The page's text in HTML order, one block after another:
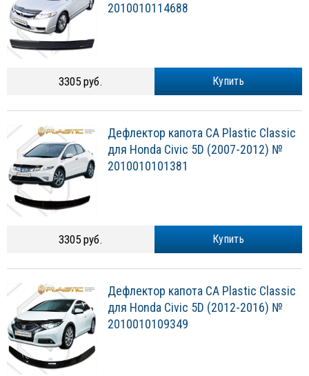
2010010114688
Купить
3305 руб.
Дефлектор капота CA Plastic Classic
для Honda Civic 5D (2007-2012) №
2010010101381
Купить
3305 руб.
Дефлектор капота CA Plastic Classic
для Honda Civic 5D (2012-2016) №
2010010109349